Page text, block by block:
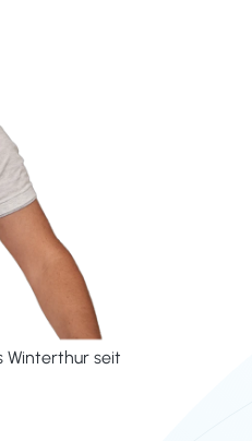
Winterthur seit